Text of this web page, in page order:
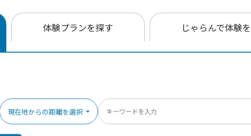
体験プランを探す じゃらんで体験
現在地からの距離を選択